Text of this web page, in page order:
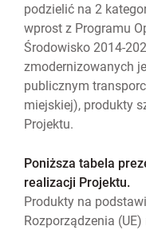
podzielić na 2
wprost z Programu
Środowisko 2014-
zmodernizowanych
publicznym
miejskiej), produkty
Projektu.
Poniższa tabela
realizacji Projektu.
Produkty na
Rozporządzenia